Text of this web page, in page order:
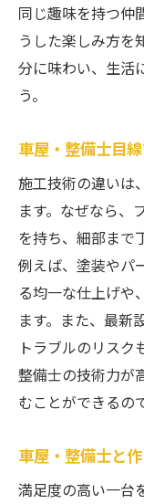
同じ趣味を持つ仲
うした楽しみ方を
分に味わい、生活
う。
車屋・整備士目
施工技術の違いは
ます。なぜなら、
を持ち、細部まで
例えば、塗装やパ
る均一な仕上げや
ます。また、最新
トラブルのリスク
整備士の技術力が
むことができるの
車屋・整備士と
満足度の高い一台